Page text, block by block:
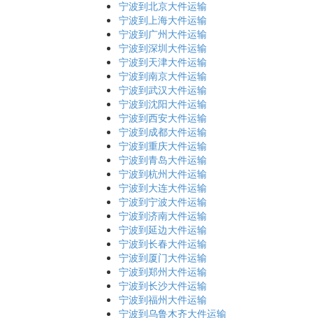
宁波到北京大件运输
宁波到上海大件运输
宁波到广州大件运输
宁波到深圳大件运输
宁波到天津大件运输
宁波到南京大件运输
宁波到武汉大件运输
宁波到沈阳大件运输
宁波到西安大件运输
宁波到成都大件运输
宁波到重庆大件运输
宁波到青岛大件运输
宁波到杭州大件运输
宁波到大连大件运输
宁波到宁波大件运输
宁波到济南大件运输
宁波到延边大件运输
宁波到长春大件运输
宁波到厦门大件运输
宁波到郑州大件运输
宁波到长沙大件运输
宁波到福州大件运输
宁波到乌鲁木齐大件运输